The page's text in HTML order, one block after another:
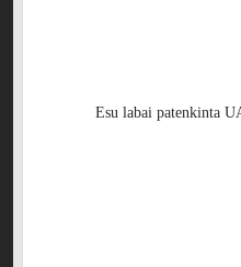
Esu labai patenkinta